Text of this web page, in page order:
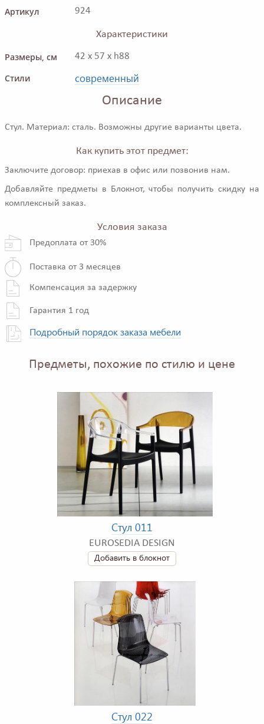
Артикул 924
Характеристики
Размеры, см
42 x 57 x h88
Стили современный
Описание
Стул. Материал: сталь. Возможны другие варианты цвета.
Как купить этот предмет:
Заключите договор: приехав в офис или позвонив нам.
Добавляйте предметы в Блокнот, чтобы получить скидку на
комплексный заказ.
Условия заказа
Предоплата от 30%
Поставка от 3 месяцев
Компенсация за задержку
Гарантия 1 год
Подробный порядок заказа мебели
Предметы, похожие по стилю и цене
Стул 011
EUROSEDIA DESIGN
Добавить в блокнот
Стул 022